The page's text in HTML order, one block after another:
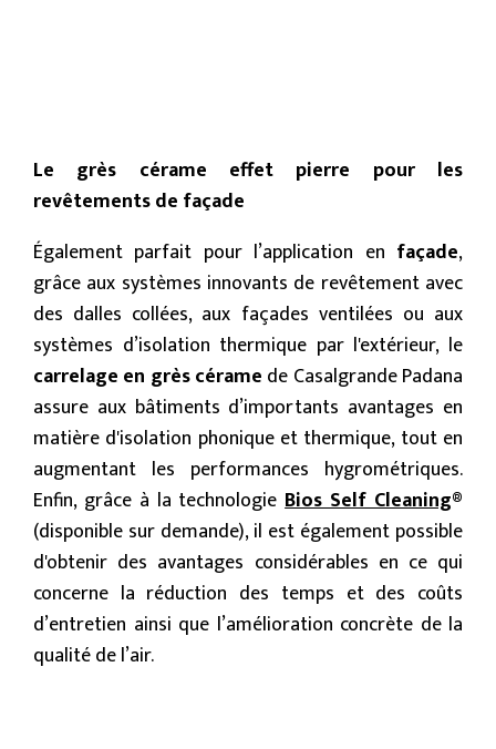
Le grès cérame effet pierre pour les
revêtements de façade
Également parfait pour l’application en façade,
grâce aux systèmes innovants de revêtement avec
des dalles collées, aux façades ventilées ou aux
systèmes d’isolation thermique par l'extérieur, le
carrelage en grès cérame de Casalgrande Padana
assure aux bâtiments d’importants avantages en
matière d'isolation phonique et thermique, tout en
augmentant les performances hygrométriques.
Enfin, grâce à la technologieBios Self Cleaning®
(disponible sur demande), il est également possible
d'obtenir des avantages considérables en ce qui
concerne la réduction des temps et des coûts
d’entretien ainsi que l’amélioration concrète de la
qualité de l’air.